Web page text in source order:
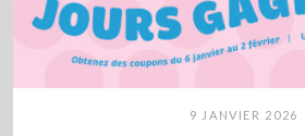
9 JANVIER 2026